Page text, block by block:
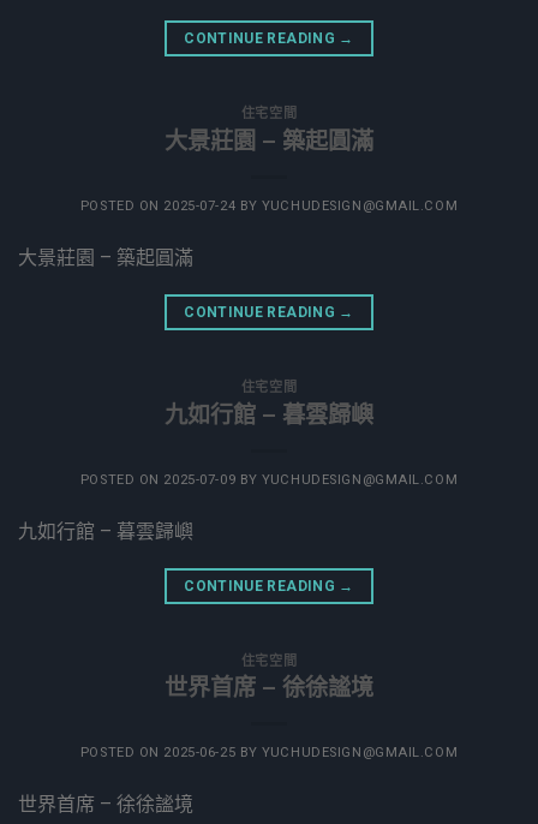
CONTINUE READING →
住宅空間
大景莊園 – 築起圓滿
POSTED ON 2025-07-24 BYYUCHUDESIGN@GMAIL.COM
大景莊園 – 築起圓滿
CONTINUE READING →
住宅空間
九如行館 – 暮雲歸嶼
POSTED ON 2025-07-09 BYYUCHUDESIGN@GMAIL.COM
九如行館 – 暮雲歸嶼
CONTINUE READING →
住宅空間
世界首席 – 徐徐謐境
POSTED ON 2025-06-25 BYYUCHUDESIGN@GMAIL.COM
世界首席 – 徐徐謐境